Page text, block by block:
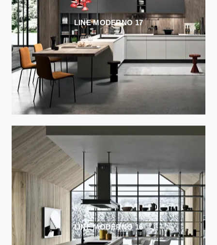
LINE MODERNO 17
LINE MODERNO 16